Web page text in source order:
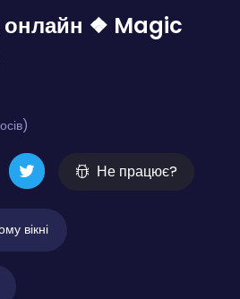
онлайн ❖ Magic
Не працює?
вікні